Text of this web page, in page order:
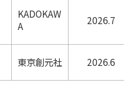
KADOKAW
A
2026.7
東京創元社 2026.6